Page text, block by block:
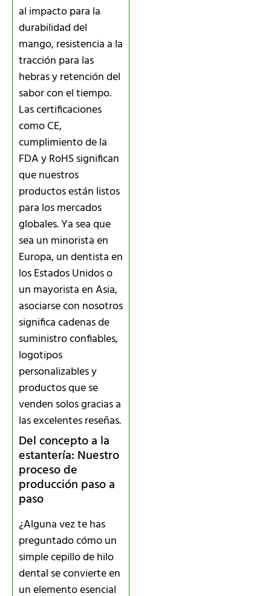
al impacto para la
durabilidad del
mango, resistencia a la
tracción para las
hebras y retención del
sabor con el tiempo.
Las certificaciones
como CE,
cumplimiento de la
FDA y RoHS significan
que nuestros
productos están listos
para los mercados
globales. Ya sea que
sea un minorista en
Europa, un dentista en
los Estados Unidos o
un mayorista en Asia,
asociarse con nosotros
significa cadenas de
suministro confiables,
logotipos
personalizables y
productos que se
venden solos gracias a
las excelentes reseñas.
Del concepto a la
estantería: Nuestro
proceso de
producción paso a
paso
¿Alguna vez te has
preguntado cómo un
simple cepillo de hilo
dental se convierte en
un elemento esencial